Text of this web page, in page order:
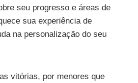
seu progresso e áreas de
sua experiência de
na personalização do seu
vitórias, por menores que